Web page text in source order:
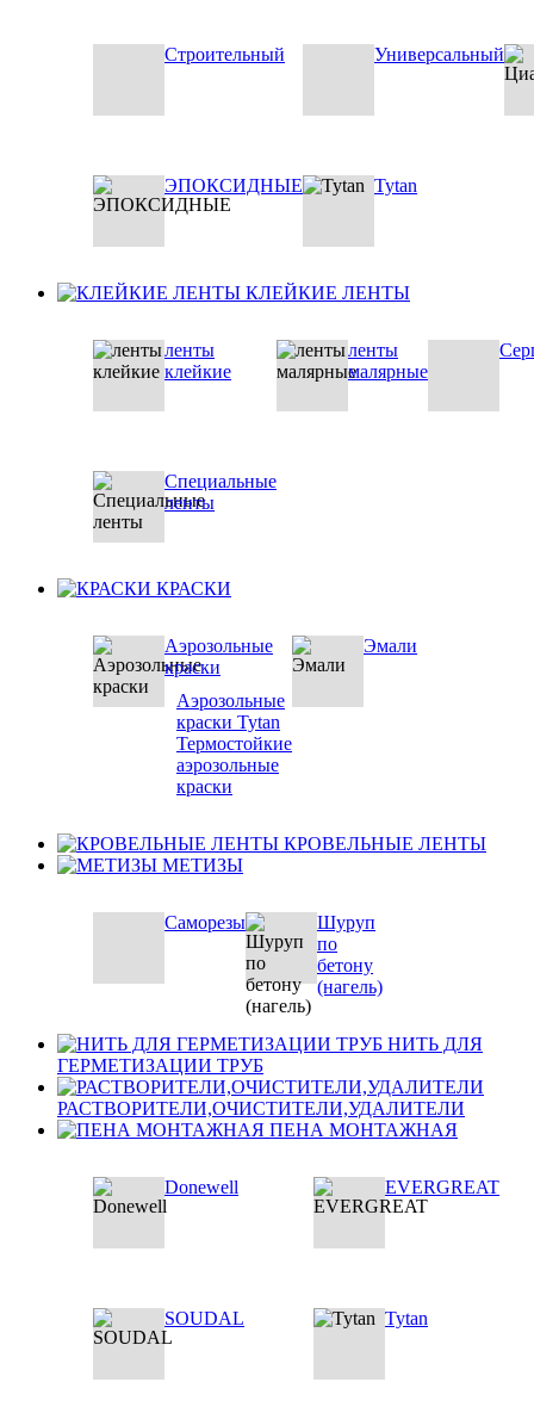
Строительный Универсальный
ЭПОКСИДНЫЕ Tytan
КЛЕЙКИЕ ЛЕНТЫ
ленты
клейкие
ленты
малярные
Специальные
ленты
КРАСКИ
Аэрозольные
краски
Аэрозольные
краски Tytan
Термостойкие
аэрозольные
краски
Эмали
КРОВЕЛЬНЫЕ ЛЕНТЫ
МЕТИЗЫ
Саморезы
Шуруп
по
бетону
(нагель)
НИТЬ ДЛЯ
ГЕРМЕТИЗАЦИИ ТРУБ
РАСТВОРИТЕЛИ,ОЧИСТИТЕЛИ,УДАЛИТЕЛИ
ПЕНА МОНТАЖНАЯ
Donewell EVERGREAT
SOUDAL Tytan